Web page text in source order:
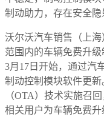
制动助力，存在安全隐
沃尔沃汽车销售（上
范围内的车辆免费升
3月17日开始，通过汽
制动控制模块软件更
（OTA）技术实施召
相关用户为车辆免费升